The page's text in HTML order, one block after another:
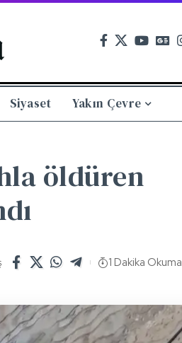
Siyaset Yakın Çevre
öldüren
1 Dakika Okuma